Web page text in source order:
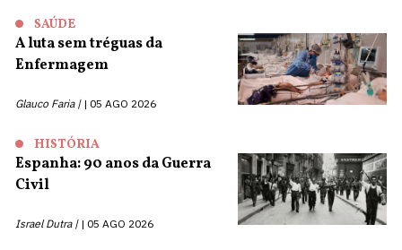
SAÚDE
A luta sem tréguas da
Enfermagem
Glauco Faria | 05 AGO 2026
HISTÓRIA
Espanha: 90 anos da Guerra
Civil
Israel Dutra | 05 AGO 2026